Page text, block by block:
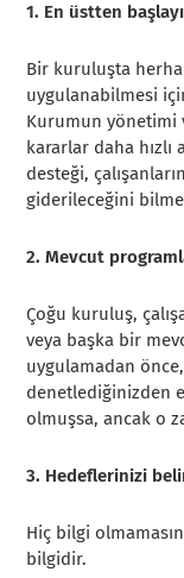
1. En üstten
Bir kuruluşta
uygulanabilmesi
Kurumun yönetimi
kararlar daha hızlı
desteği,
giderileceğini
2. Mevcut
Çoğu kuruluş,
veya başka bir
uygulamadan
denetlediğinizden
olmuşsa, ancak o
3. Hedeflerinizi
Hiç bilgi
bilgidir.